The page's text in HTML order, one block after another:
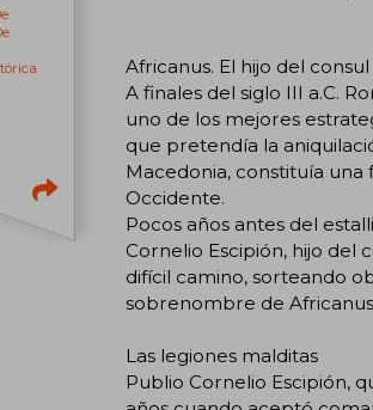
Africanus. El hijo del consul
A finales del siglo III a.C.
uno de los mejores
que pretendía la
Macedonia, constituía
Occidente.
Pocos años antes del
Cornelio Escipión, hijo del
difícil camino, sorteando
sobrenombre de
Las legiones malditas
Publio Cornelio Escipión,